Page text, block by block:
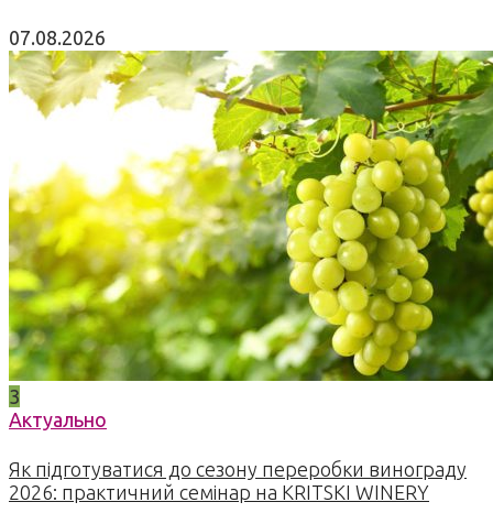
07.08.2026
3
Актуально
Як підготуватися до сезону переробки винограду
2026: практичний семінар на KRITSKI WINERY